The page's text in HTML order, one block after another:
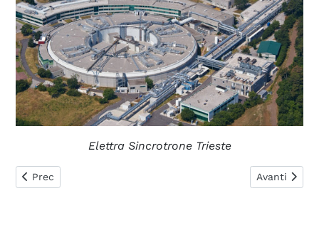
Elettra Sincrotrone Trieste
Articolo precedente: 9. Caratteristiche di un acceleratore
Prec Articolo
Avanti